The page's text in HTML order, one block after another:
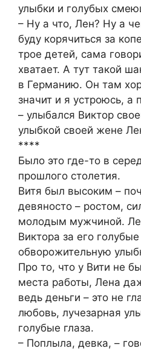
улыбки и голубых
– Ну а что, Лен? Ну а
буду корячиться за
трое детей, сама
хватает. А тут такой
в Германию. Он там
значит и я устроюсь, а
– улыбался Виктор
улыбкой своей жене
****
Было это где-то в
прошлого столетия.
Витя был высоким –
девяносто – ростом,
молодым мужчиной.
Виктора за его голубые
обворожительную
Про то, что у Вити не
места работы, Лена
ведь деньги – это не
любовь, лучезарная
голубые глаза.
– Поплыла, девка, –